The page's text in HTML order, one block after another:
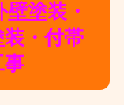
塗装・
・付帯
事